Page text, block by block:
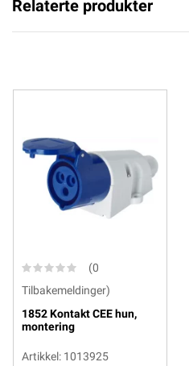
Relaterte produkter
(0
Tilbakemeldinger)
1852 Kontakt CEE hun,
montering
Artikkel: 1013925